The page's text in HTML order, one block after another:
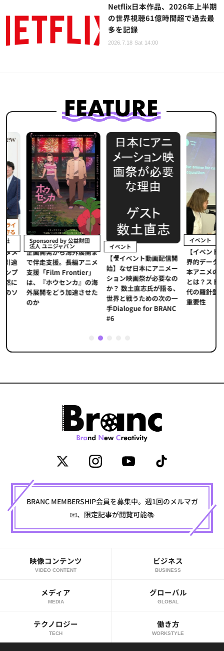
Netflix日本作品、2026年上半期
の世界視聴61億時間超で過去最
多を記録
2026.7.18 Sat 14:00
Sponsored by 公益財団
法人 ユニジャパン
企画開発から海外展開ま
で伴走支援。長編アニメ
支援「Film Frontier」
は、『ホウセンカ』の海
外展開をどう加速させた
イベント
【🎥イベント動画配信開
始】なぜ日本にアニメー
ション映画祭が必要なの
か？ 数土直志氏が語る、
世界と戦うための次の一
手Dialogue for BRANC
イベント
【イベントレポ
界的データ企業
本アニメの「真
とは？ストリー
代の羅針盤「デ
重要性
2
BRANC MEMBERSHIP会員を募集中。週1回のメルマガ
📧、限定記事が閲覧可能📚
映像コンテンツ
VIDEO CONTENT
ビジネス
BUSINESS
メディア
MEDIA
グローバル
GLOBAL
テクノロジー
TECH
働き方
WORKSTYLE